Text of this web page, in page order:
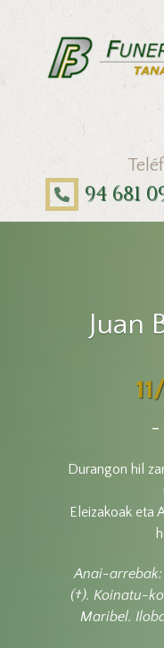
94 681
Juan
–
Durangon hil
Eleizakoak eta
Anai-arrebak:
(†). Koinatu-
Maribel.